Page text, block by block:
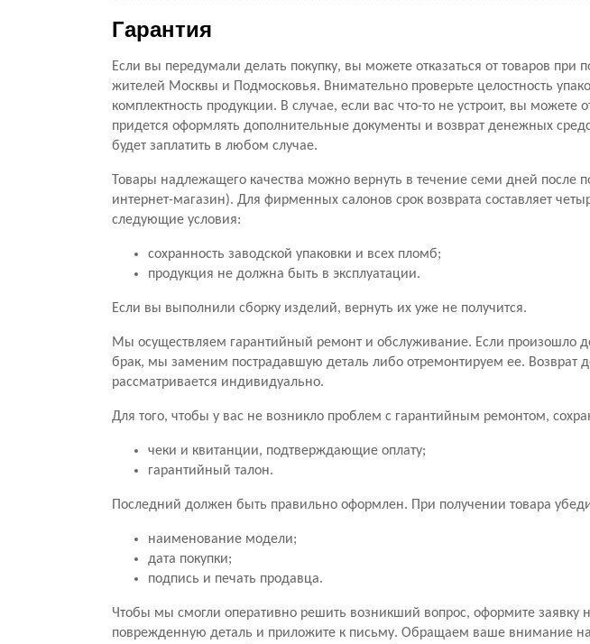
Гарантия
Если вы передумали делать покупку, вы можете отказаться от товаров при
жителей Москвы и Подмосковья. Внимательно проверьте целостность
комплектность продукции. В случае, если вас что-то не устроит, вы можете
придется оформлять дополнительные документы и возврат денежных
будет заплатить в любом случае.
Товары надлежащего качества можно вернуть в течение семи дней после
интернет-магазин). Для фирменных салонов срок возврата составляет
следующие условия:
сохранность заводской упаковки и всех пломб;
продукция не должна быть в эксплуатации.
Если вы выполнили сборку изделий, вернуть их уже не получится.
Мы осуществляем гарантийный ремонт и обслуживание. Если произошло
брак, мы заменим пострадавшую деталь либо отремонтируем ее. Возврат
рассматривается индивидуально.
Для того, чтобы у вас не возникло проблем с гарантийным ремонтом,
чеки и квитанции, подтверждающие оплату;
гарантийный талон.
Последний должен быть правильно оформлен. При получении товара
наименование модели;
дата покупки;
подпись и печать продавца.
Чтобы мы смогли оперативно решить возникший вопрос, оформите заявку
поврежденную деталь и приложите к письму. Обращаем ваше внимание